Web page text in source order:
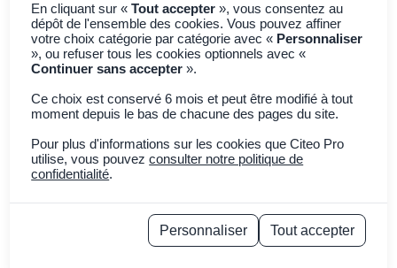
Réglementation
Gestion des
emballages en Europe :
vers un standard
harmonisé grâce au
En cliquant sur «Tout accepter », vous consentez au
dépôt de l'ensemble des cookies. Vous pouvez affiner
votre choix catégorie par catégorie avec « Personnaliser
», ou refuser tous les cookies optionnels avec «
Continuer sans accepter ».
Ce choix est conservé 6 mois et peut être modifié à tout
moment depuis le bas de chacune des pages du site.
Pour plus d'informations sur les cookies que Citeo Pro
utilise, vous pouvezconsulter notre politique de
confidentialité.
Personnaliser
Tout accepter